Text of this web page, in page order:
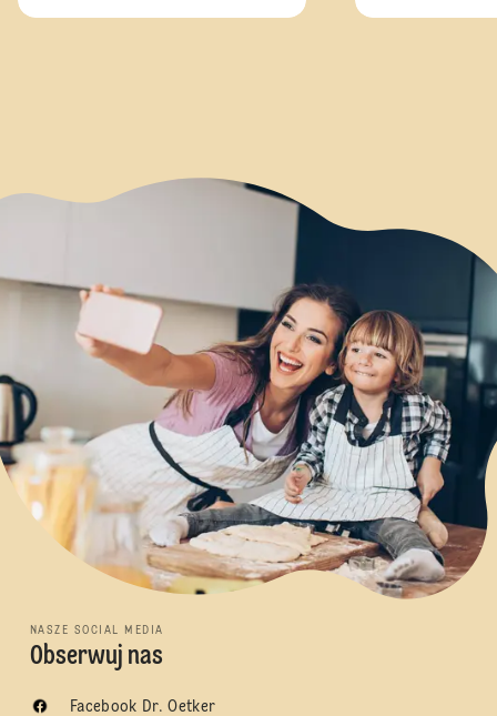
NASZE SOCIAL MEDIA
Obserwuj nas
Facebook Dr. Oetker